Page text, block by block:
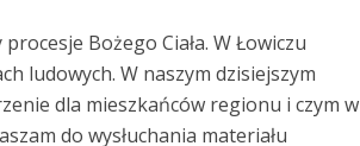
Bożego Ciała. W Łowiczu
ludowych. W naszym dzisiejszym
dla mieszkańców regionu i czym w
do wysłuchania materiału